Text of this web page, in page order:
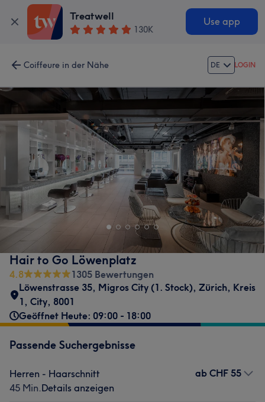
Treatwell
130K
Use app
Coiffeure in der Nähe DE LOGIN
Hair to Go Löwenplatz
4.8
1305 Bewertungen
Löwenstrasse 35, Migros City (1. Stock), Zürich, Kreis
1, City, 8001
Geöffnet Heute: 09:00 - 18:00
Passende Suchergebnisse
Herren - Haarschnitt
45 Min.Details anzeigen
ab CHF 55